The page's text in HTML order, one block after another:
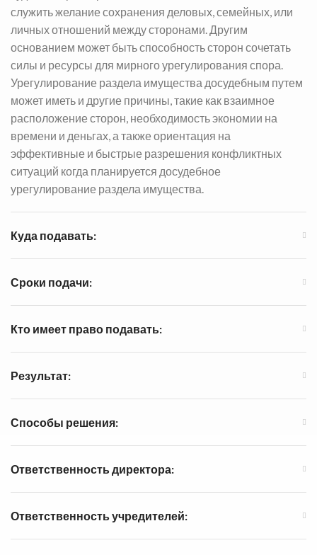
служить желание сохранения деловых, семейных, или
личных отношений между сторонами. Другим
основанием может быть способность сторон сочетать
силы и ресурсы для мирного урегулирования спора.
Урегулирование раздела имущества досудебным путем
может иметь и другие причины, такие как взаимное
расположение сторон, необходимость экономии на
времени и деньгах, а также ориентация на
эффективные и быстрые разрешения конфликтных
ситуаций когда планируется досудебное
урегулирование раздела имущества.
Куда подавать:
Сроки подачи:
Кто имеет право подавать:
Результат:
Способы решения:
Ответственность директора:
Ответственность учредителей: